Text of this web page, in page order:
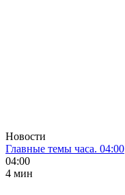
Новости
Главные темы часа. 04:00
04:00
4 мин